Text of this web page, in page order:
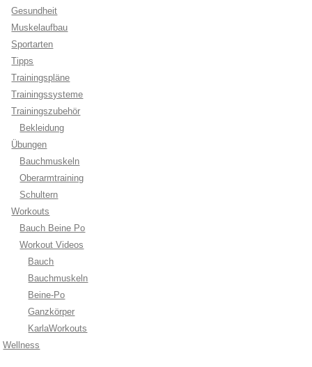
Gesundheit
Muskelaufbau
Sportarten
Tipps
Trainingspläne
Trainingssysteme
Trainingszubehör
Bekleidung
Übungen
Bauchmuskeln
Oberarmtraining
Schultern
Workouts
Bauch Beine Po
Workout Videos
Bauch
Bauchmuskeln
Beine-Po
Ganzkörper
KarlaWorkouts
Wellness